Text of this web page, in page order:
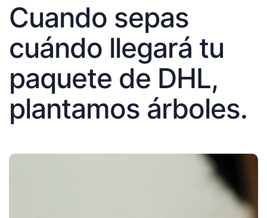
Cuando sepas
cuándo llegará tu
paquete de DHL,
plantamos árboles.